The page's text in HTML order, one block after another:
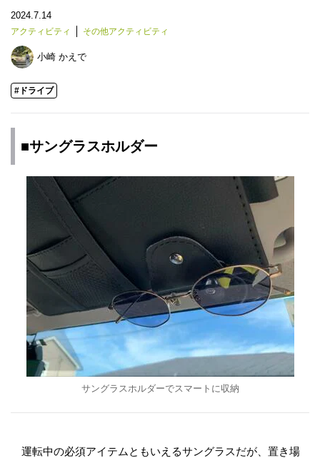
2024.7.14
アクティビティ その他アクティビティ
小崎 かえで
#ドライブ
■サングラスホルダー
サングラスホルダーでスマートに収納
運転中の必須アイテムともいえるサングラスだが、置き場